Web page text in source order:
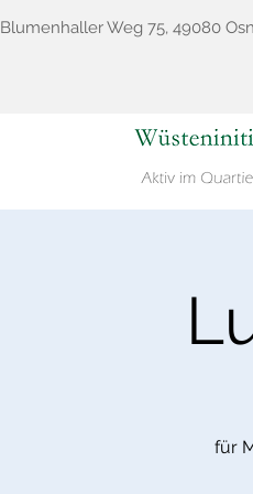
Blumenhaller Weg 75, 49080
für